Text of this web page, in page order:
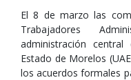
El 8 de marzo las
Trabajadores
administración
Estado de Morelos
los acuerdos formales